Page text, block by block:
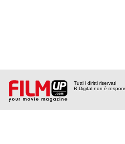
Tutti i diritti riservati
R Digital non è